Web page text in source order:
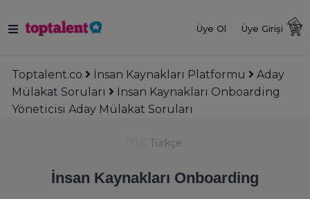
Üye Ol Üye Girişi
Toptalent.co İnsan Kaynakları Platformu
Aday
Mülakat Soruları
İnsan Kaynakları Onboarding
Yöneticisi Aday Mülakat Soruları
Türkçe
İnsan Kaynakları Onboarding